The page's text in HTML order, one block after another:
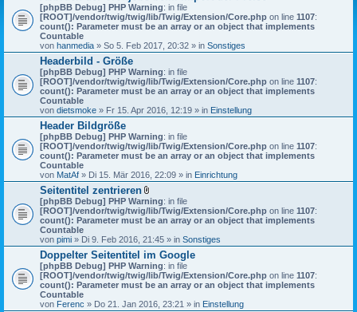
[phpBB Debug] PHP Warning: in file
[ROOT]/vendor/twig/twig/lib/Twig/Extension/Core.php on line 1107:
count(): Parameter must be an array or an object that implements
Countable
von hanmedia » So 5. Feb 2017, 20:32 » in Sonstiges
Headerbild - Größe
[phpBB Debug] PHP Warning: in file
[ROOT]/vendor/twig/twig/lib/Twig/Extension/Core.php on line 1107:
count(): Parameter must be an array or an object that implements
Countable
von dietsmoke » Fr 15. Apr 2016, 12:19 » in Einstellung
Header Bildgröße
[phpBB Debug] PHP Warning: in file
[ROOT]/vendor/twig/twig/lib/Twig/Extension/Core.php on line 1107:
count(): Parameter must be an array or an object that implements
Countable
von MatAf » Di 15. Mär 2016, 22:09 » in Einrichtung
Seitentitel zentrieren
D
a
t
i
a
n
h
a
n
[phpBB Debug] PHP Warning: in file
[ROOT]/vendor/twig/twig/lib/Twig/Extension/Core.php on line 1107:
count(): Parameter must be an array or an object that implements
Countable
von pimi » Di 9. Feb 2016, 21:45 » in Sonstiges
Doppelter Seitentitel im Google
[phpBB Debug] PHP Warning: in file
[ROOT]/vendor/twig/twig/lib/Twig/Extension/Core.php on line 1107:
count(): Parameter must be an array or an object that implements
Countable
von Ferenc » Do 21. Jan 2016, 23:21 » in Einstellung